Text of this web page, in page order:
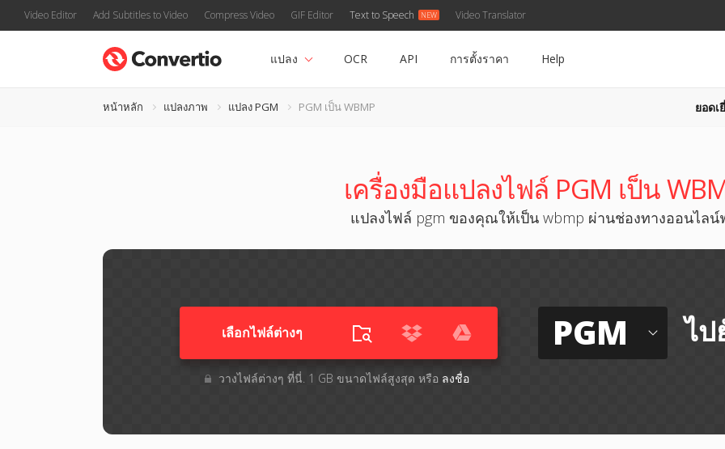
Video Editor Add Subtitles to Video Compress Video GIF Editor Text to Speech Video Translator
แปลง OCR API การตั้งราคา Help
หน้าหลัก แปลงภาพ แปลง PGM PGM เป็น WBMP ยอดเ
เครื่องมือแปลงไฟล์ PGM เป็น
แปลงไฟล์ pgm ของคุณให้เป็น wbmp ผ่านช่องทางออนไลน์
เลือกไฟล์ต่างๆ​
วางไฟล์ต่างๆ​ ที่นี่. 1 GB ขนาดไฟล์สูงสุด หรือ ลงชื่อ
PGM ไป